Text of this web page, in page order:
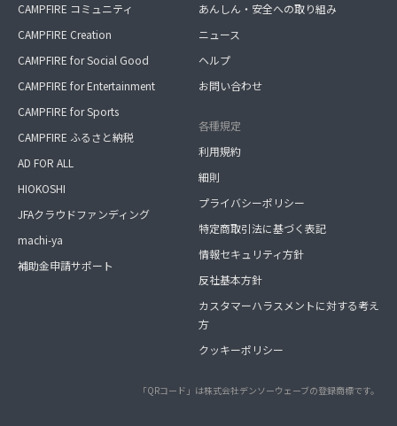
CAMPFIRE コミュニティ
CAMPFIRE Creation
CAMPFIRE for Social Good
CAMPFIRE for Entertainment
CAMPFIRE for Sports
CAMPFIRE ふるさと納税
AD FOR ALL
HIOKOSHI
JFAクラウドファンディング
machi-ya
補助金申請サポート
あんしん・安全への取り組み
ニュース
ヘルプ
お問い合わせ
各種規定
利用規約
細則
プライバシーポリシー
特定商取引法に基づく表記
情報セキュリティ方針
反社基本方針
カスタマーハラスメントに対する考え
方
クッキーポリシー
「QRコード」は株式会社デンソーウェーブの登録商標です。